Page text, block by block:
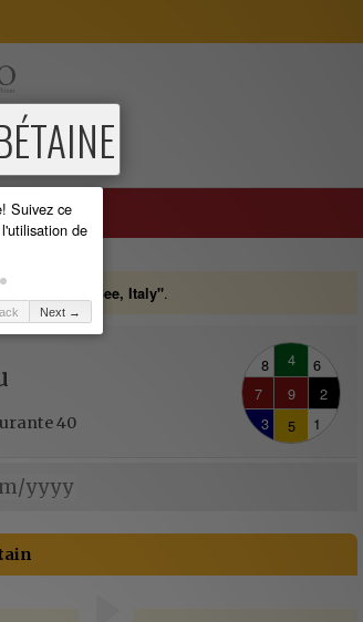
"Albagnano di Bee, Italy".
8 4
6
7
9
2
3
5 1
40
Suivez ce
de
Next →